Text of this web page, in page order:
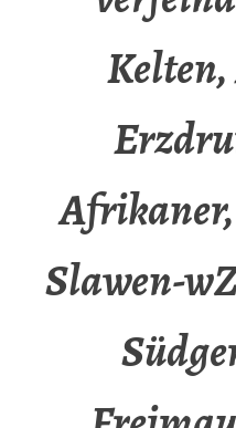
Slawen-